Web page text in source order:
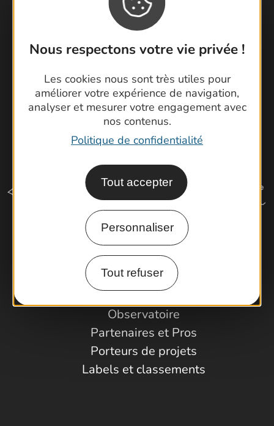
Nous respectons votre vie privée !
Les cookies nous sont très utiles pour
améliorer votre expérience de navigation,
analyser et mesurer votre engagement avec
nos contenus.
Politique de confidentialité
Tout accepter
Personnaliser
Tout refuser
Brochures
Cartoguides et Topoguides
Latitude Gard
Comment venir ?
Espace Pro
Observatoire
Partenaires et Pros
Porteurs de projets
Labels et classements